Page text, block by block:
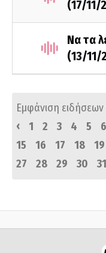
(17/11/
Να τα
(13/11/
Εμφάνιση ειδήσεων
‹
1 2 3 4 5 6
15
16 17 18 19
27
28 29 30 31